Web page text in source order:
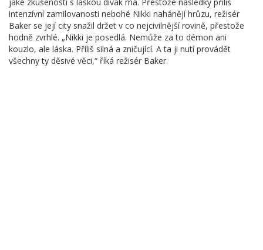
intenzívní zamilovanosti nebohé Nikki nahánějí hrůzu, režisér
Baker se její city snažil držet v co nejcivilnější rovině, přestože
hodně zvrhlé. „Nikki je posedlá. Nemůže za to démon ani
kouzlo, ale láska. Příliš silná a zničující. A ta ji nutí provádět
všechny ty děsivé věci,“ říká režisér Baker.